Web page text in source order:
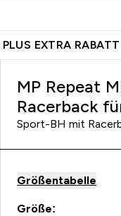
EXTRA RABATT
MP Repeat
Racerback
Sport-BH mit
Größentabelle
Größe: